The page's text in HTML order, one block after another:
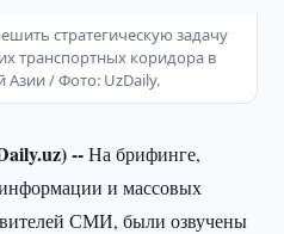
стратегическую задачу
транспортных коридора в
/ Фото: UzDaily.
--На брифинге,
и массовых
СМИ, были озвучены